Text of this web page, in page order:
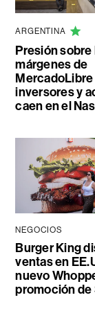
ARGENTINA
Presión sobre
márgenes de
inversores y
caen en el
NEGOCIOS
Burger King
ventas en
nuevo
promoción de